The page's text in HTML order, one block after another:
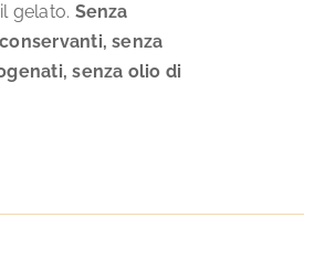
gelato. Senza
senza
senza olio di